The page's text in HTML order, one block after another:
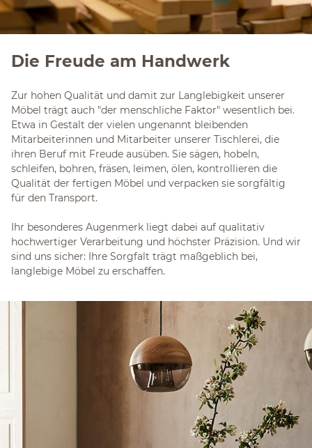
Die Freude am Handwerk
Zur hohen Qualität und damit zur Langlebigkeit unserer
Möbel trägt auch "der menschliche Faktor" wesentlich bei.
Etwa in Gestalt der vielen ungenannt bleibenden
Mitarbeiterinnen und Mitarbeiter unserer Tischlerei, die
ihren Beruf mit Freude ausüben. Sie sägen, hobeln,
schleifen, bohren, fräsen, leimen, ölen, kontrollieren die
Qualität der fertigen Möbel und verpacken sie sorgfältig
für den Transport.
Ihr besonderes Augenmerk liegt dabei auf qualitativ
hochwertiger Verarbeitung und höchster Präzision. Und wir
sind uns sicher: Ihre Sorgfalt trägt maßgeblich bei,
langlebige Möbel zu erschaffen.